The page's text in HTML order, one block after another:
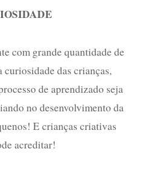
com grande quantidade de
curiosidade das crianças,
de aprendizado seja
no desenvolvimento da
E crianças criativas
acreditar!